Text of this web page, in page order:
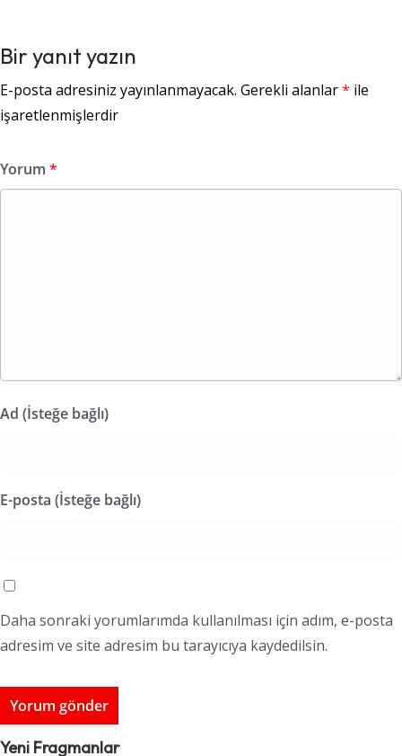
Bir yanıt yazın
E-posta adresiniz yayınlanmayacak. Gerekli alanlar* ile
işaretlenmişlerdir
Yorum *
Ad (İsteğe bağlı)
E-posta (İsteğe bağlı)
Daha sonraki yorumlarımda kullanılması için adım, e-posta
adresim ve site adresim bu tarayıcıya kaydedilsin.
Yeni Fragmanlar